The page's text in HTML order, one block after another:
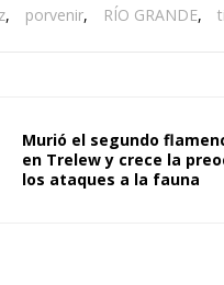
, porvenir, RÍO GRANDE,
Murió el segundo
en Trelew y crece la
los ataques a la fauna